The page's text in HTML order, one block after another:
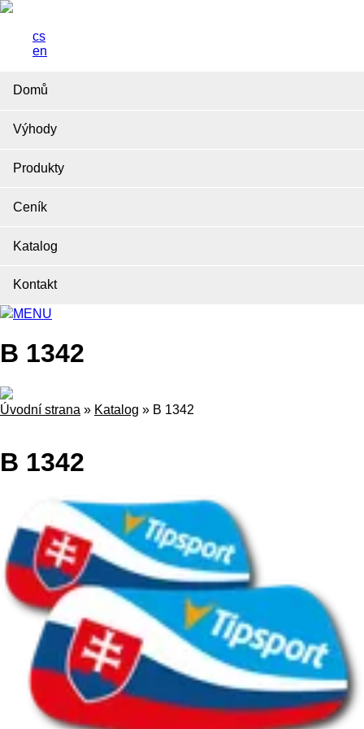
cs
en
Domů
Výhody
Produkty
Ceník
Katalog
Kontakt
MENU
B 1342
Úvodní strana » Katalog » B 1342
B 1342